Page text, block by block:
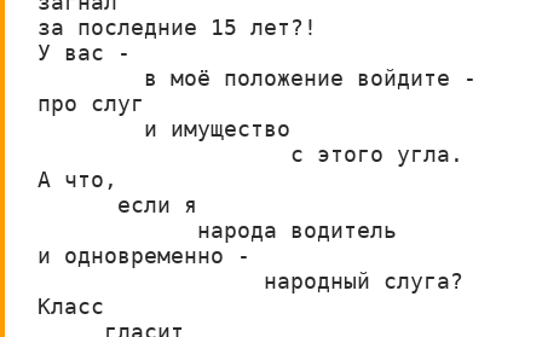
за последние 15 лет?!
У вас -
        в моё положение войдите -
про слуг
        и имущество
                   с этого угла.
А что,
      если я
            народа водитель
и одновременно -
                 народный слуга?
Класс
     гласит